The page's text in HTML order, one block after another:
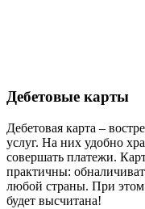
Дебетовые карты
Дебетовая карта –
услуг. На них удобно
совершать платежи.
практичны:
любой страны. При этом
будет высчитана!